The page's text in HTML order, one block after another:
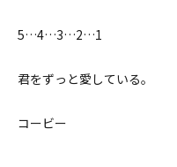
5…4…3…2…1
君をずっと愛している。
コービー